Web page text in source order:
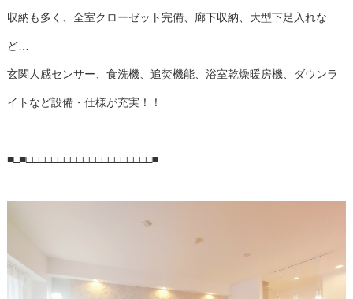
収納も多く、全室クローゼット完備、廊下収納、大型下足入れな
ど…
玄関人感センサー、食洗機、追焚機能、浴室乾燥暖房機、ダウンラ
イトなど設備・仕様が充実！！
■□■□□□□□□□□□□□□□□□□□□□□■